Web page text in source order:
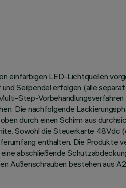
einfarbigen LED-Lichtquellen
Seilpendel erfolgen (alle
Step-
Die nachfolgende
durch einen Schirm aus
Sowohl die Steuerkarte 48Vdc
enthalten. Die Produkte
abschließende
Außenschrauben bestehen aus